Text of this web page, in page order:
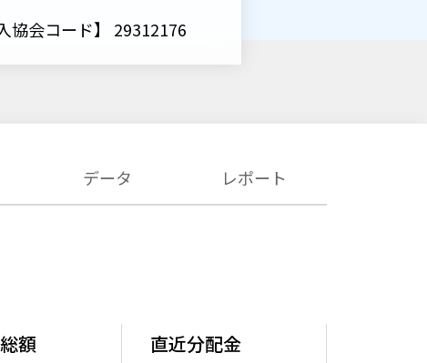
協会コード】 29312176
データ レポート
額 直近分配金